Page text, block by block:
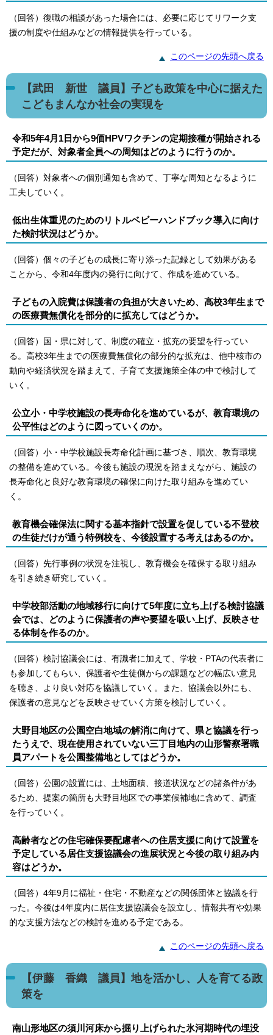
（回答）復職の相談があった場合には、必要に応じてリワーク支
援の制度や仕組みなどの情報提供を行っている。
このページの先頭へ戻る
【武田 新世 議員】子ども政策を中心に据えた
こどもまんなか社会の実現を
令和5年4月1日から9価HPVワクチンの定期接種が開始される
予定だが、対象者全員への周知はどのように行うのか。
（回答）対象者への個別通知も含めて、丁寧な周知となるように
工夫していく。
低出生体重児のためのリトルベビーハンドブック導入に向け
た検討状況はどうか。
（回答）個々の子どもの成長に寄り添った記録として効果がある
ことから、令和4年度内の発行に向けて、作成を進めている。
子どもの入院費は保護者の負担が大きいため、高校3年生まで
の医療費無償化を部分的に拡充してはどうか。
（回答）国・県に対して、制度の確立・拡充の要望を行ってい
る。高校3年生までの医療費無償化の部分的な拡充は、他中核市の
動向や経済状況を踏まえて、子育て支援施策全体の中で検討して
いく。
公立小・中学校施設の長寿命化を進めているが、教育環境の
公平性はどのように図っていくのか。
（回答）小・中学校施設長寿命化計画に基づき、順次、教育環境
の整備を進めている。今後も施設の現況を踏まえながら、施設の
長寿命化と良好な教育環境の確保に向けた取り組みを進めてい
く。
教育機会確保法に関する基本指針で設置を促している不登校
の生徒だけが通う特例校を、今後設置する考えはあるのか。
（回答）先行事例の状況を注視し、教育機会を確保する取り組み
を引き続き研究していく。
中学校部活動の地域移行に向けて5年度に立ち上げる検討協議
会では、どのように保護者の声や要望を吸い上げ、反映させ
る体制を作るのか。
（回答）検討協議会には、有識者に加えて、学校・PTAの代表者に
も参加してもらい、保護者や生徒側からの課題などの幅広い意見
を聴き、より良い対応を協議していく。また、協議会以外にも、
保護者の意見などを反映させていく方策を検討していく。
大野目地区の公園空白地域の解消に向けて、県と協議を行っ
たうえで、現在使用されていない三丁目地内の山形警察署職
員アパートを公園整備地としてはどうか。
（回答）公園の設置には、土地面積、接道状況などの諸条件があ
るため、提案の箇所も大野目地区での事業候補地に含めて、調査
を行っていく。
高齢者などの住宅確保要配慮者への住居支援に向けて設置を
予定している居住支援協議会の進展状況と今後の取り組み内
容はどうか。
（回答）4年9月に福祉・住宅・不動産などの関係団体と協議を行
った。今後は4年度内に居住支援協議会を設立し、情報共有や効果
的な支援方法などの検討を進める予定である。
このページの先頭へ戻る
【伊藤 香織 議員】地を活かし、人を育てる政
策を
南山形地区の須川河床から掘り上げられた氷河期時代の埋没